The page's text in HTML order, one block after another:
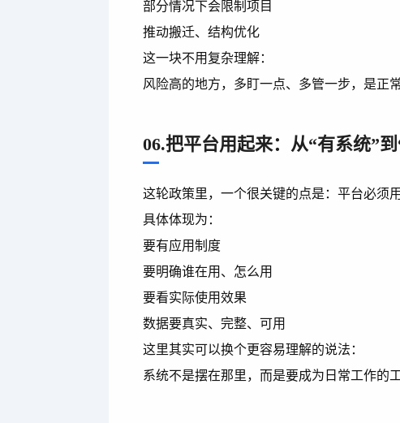
部分情况下会限制项目
推动搬迁、结构优化
这一块不用复杂理解：
风险高的地方，多盯一点、多管一步，是正常
06.把平台用起来：从“有系统”
这轮政策里，一个很关键的点是：平台必须
具体体现为：
要有应用制度
要明确谁在用、怎么用
要看实际使用效果
数据要真实、完整、可用
这里其实可以换个更容易理解的说法：
系统不是摆在那里，而是要成为日常工作的工